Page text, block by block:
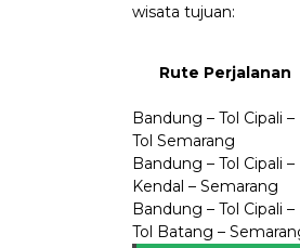
wisata tujuan:
Rute Perjalanan
Bandung – Tol Cipali –
Tol Semarang
Bandung – Tol Cipali –
Kendal – Semarang
Bandung – Tol Cipali –
Tol Batang –